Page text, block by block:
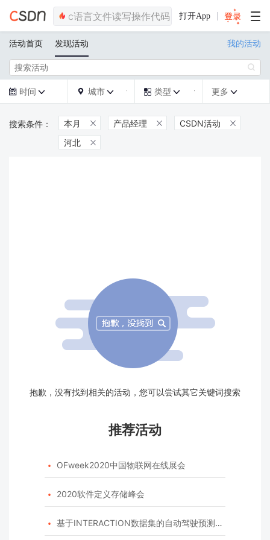
打开App
活动首页 发现活动 我的活动

 时间   城市   类型  更多 
本月  产品经理  CSDN活动 
河北 
抱歉，没有找到相关的活动，您可以尝试其它关键词搜索
推荐活动
 OFweek2020中国物联网在线展会
 2020软件定义存储峰会
 基于INTERACTION数据集的自动驾驶预测模型挑战赛